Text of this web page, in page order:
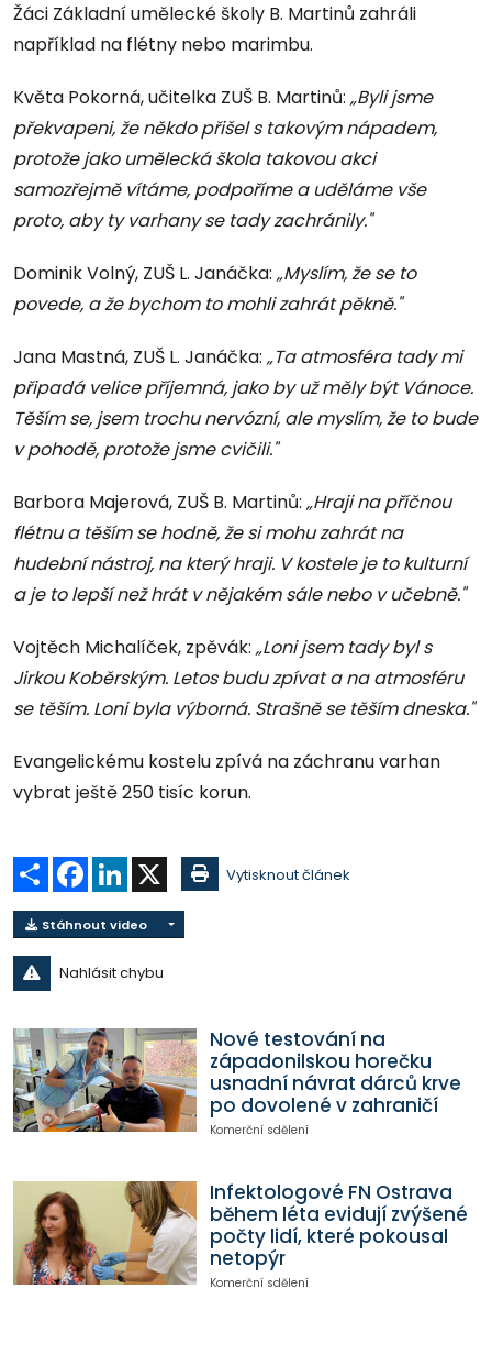
Žáci Základní umělecké školy B. Martinů zahráli
například na flétny nebo marimbu.
Květa Pokorná, učitelka ZUŠ B. Martinů: „Byli jsme
překvapeni, že někdo přišel s takovým nápadem,
protože jako umělecká škola takovou akci
samozřejmě vítáme, podpoříme a uděláme vše
proto, aby ty varhany se tady zachránily."
Dominik Volný, ZUŠ L. Janáčka: „Myslím, že se to
povede, a že bychom to mohli zahrát pěkně."
Jana Mastná, ZUŠ L. Janáčka: „Ta atmosféra tady mi
připadá velice příjemná, jako by už měly být Vánoce.
Těším se, jsem trochu nervózní, ale myslím, že to bude
v pohodě, protože jsme cvičili."
Barbora Majerová, ZUŠ B. Martinů: „Hraji na příčnou
flétnu a těším se hodně, že si mohu zahrát na
hudební nástroj, na který hraji. V kostele je to kulturní
a je to lepší než hrát v nějakém sále nebo v učebně."
Vojtěch Michalíček, zpěvák: „Loni jsem tady byl s
Jirkou Koběrským. Letos budu zpívat a na atmosféru
se těším. Loni byla výborná. Strašně se těším dneska."
Evangelickému kostelu zpívá na záchranu varhan
vybrat ještě 250 tisíc korun.
Sdílet Facebook
LinkedIn Vytisknout článek
Stáhnout video
Nahlásit chybu
Nové testování na
západonilskou horečku
usnadní návrat dárců krve
po dovolené v zahraničí
Komerční sdělení
Infektologové FN Ostrava
během léta evidují zvýšené
počty lidí, které pokousal
netopýr
Komerční sdělení